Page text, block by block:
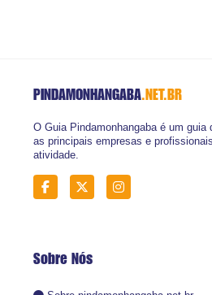
PINDAMONHANGABA.NET.BR
O Guia Pindamonhangaba é um
as principais empresas e
atividade.
Sobre Nós